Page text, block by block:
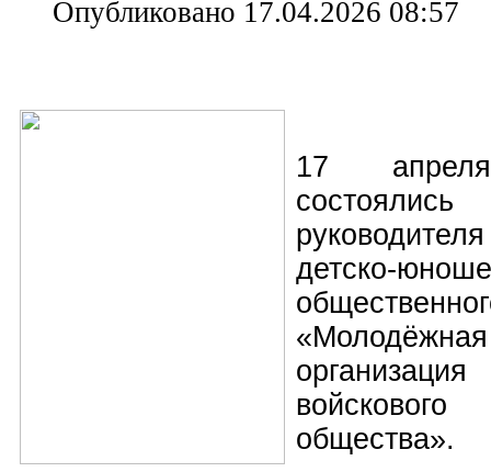
Опубликовано 17.04.2026 08:57
17
общества».